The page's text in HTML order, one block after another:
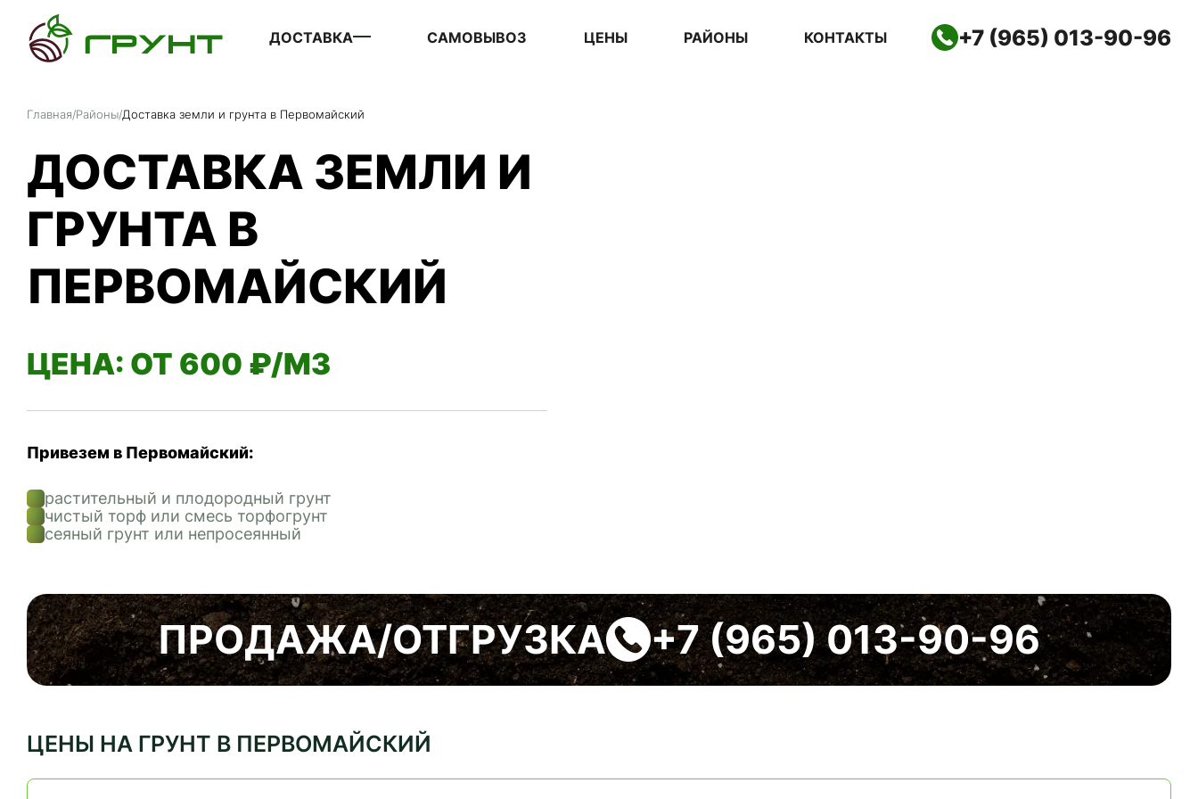
ДОСТАВКА САМОВЫВОЗ ЦЕНЫ РАЙОНЫ КОНТАКТЫ +7 (965) 013-90-96
Главная/Районы/Доставка земли и грунта в Первомайский
ДОСТАВКА ЗЕМЛИ И
ГРУНТА В
ПЕРВОМАЙСКИЙ
ЦЕНА: ОТ 600 ₽/М3
Привезем в Первомайский:
растительный и плодородный грунт
чистый торф или смесь торфогрунт
сеяный грунт или непросеянный
ПРОДАЖА/ОТГРУЗКА +7 (965) 013-90-96
ЦЕНЫ НА ГРУНТ В ПЕРВОМАЙСКИЙ